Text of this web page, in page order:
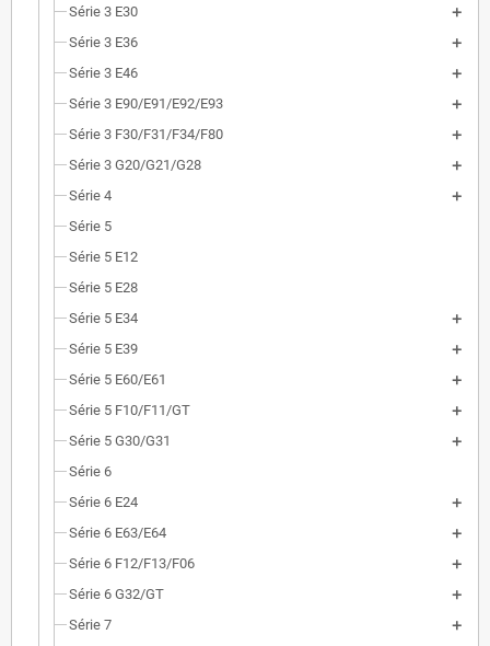
Série 3 E30
Série 3 E36
Série 3 E46
Série 3 E90/E91/E92/E93
Série 3 F30/F31/F34/F80
Série 3 G20/G21/G28
Série 4
Série 5
Série 5 E12
Série 5 E28
Série 5 E34
Série 5 E39
Série 5 E60/E61
Série 5 F10/F11/GT
Série 5 G30/G31
Série 6
Série 6 E24
Série 6 E63/E64
Série 6 F12/F13/F06
Série 6 G32/GT
Série 7